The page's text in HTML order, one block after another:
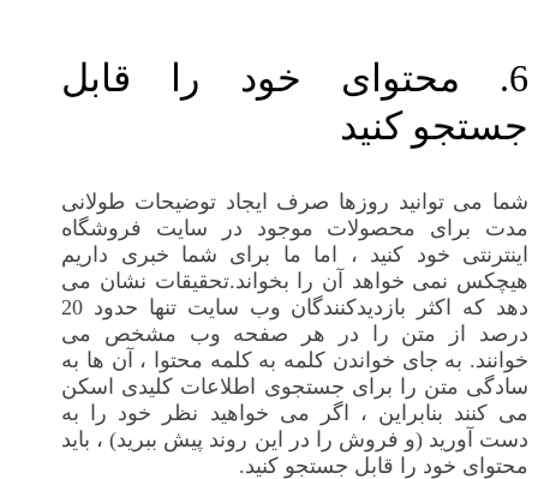
6. محتوای خود را قابل
جستجو کنید
شما می توانید روزها صرف ایجاد توضیحات طولانی
مدت برای محصولات موجود در سایت فروشگاه
اینترنتی خود کنید ، اما ما برای شما خبری داریم
هیچکس نمی خواهد آن را بخواند.تحقیقات نشان می
دهد که اکثر بازدیدکنندگان وب سایت تنها حدود 20
درصد از متن را در هر صفحه وب مشخص می
خوانند. به جای خواندن کلمه به کلمه محتوا ، آن ها به
سادگی متن را برای جستجوی اطلاعات کلیدی اسکن
می کنند بنابراین ، اگر می خواهید نظر خود را به
دست آورید (و فروش را در این روند پیش ببرید) ، باید
محتوای خود را قابل جستجو کنید.